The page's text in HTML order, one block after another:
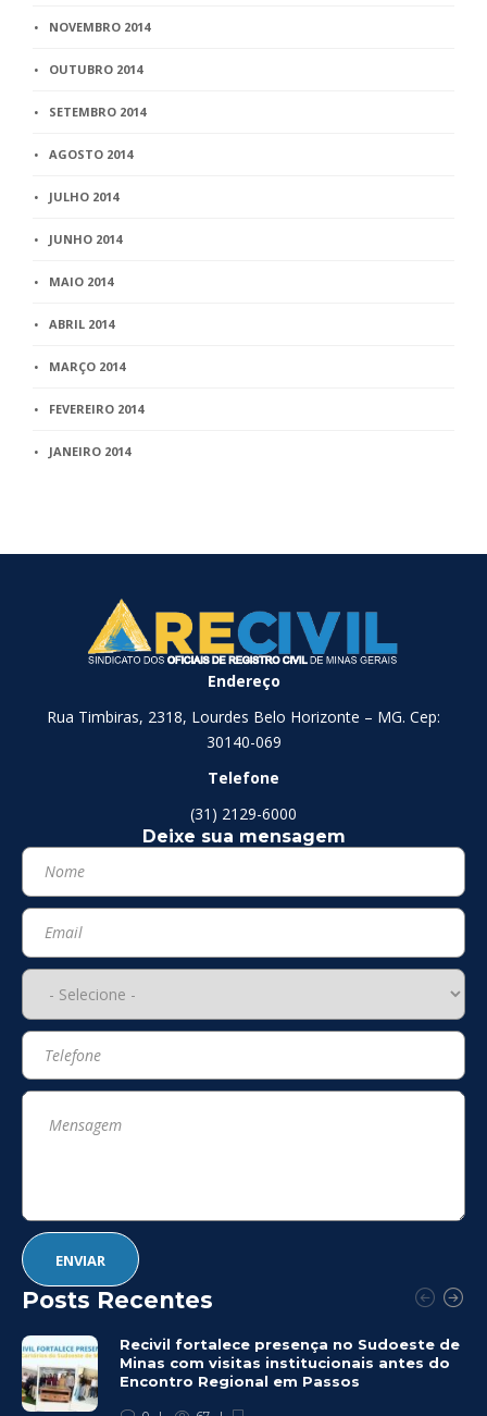
NOVEMBRO 2014
OUTUBRO 2014
SETEMBRO 2014
AGOSTO 2014
JULHO 2014
JUNHO 2014
MAIO 2014
ABRIL 2014
MARÇO 2014
FEVEREIRO 2014
JANEIRO 2014
Endereço
Rua Timbiras, 2318, Lourdes Belo Horizonte – MG. Cep:
30140-069
Telefone
(31) 2129-6000
Deixe sua mensagem
Posts Recentes
Recivil fortalece presença no Sudoeste de
Minas com visitas institucionais antes do
Encontro Regional em Passos